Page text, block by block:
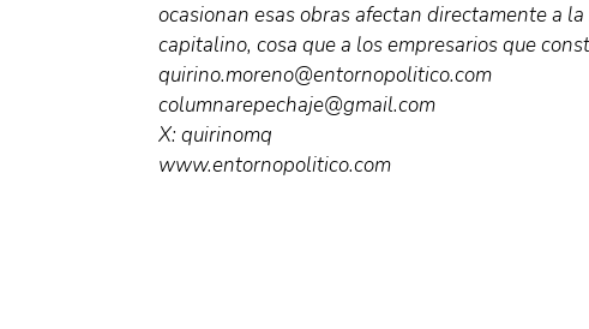
ocasionan esas obras afectan directamente a
capitalino, cosa que a los empresarios que
quirino.moreno@entornopolitico.com
columnarepechaje@gmail.com
X: quirinomq
www.entornopolitico.com